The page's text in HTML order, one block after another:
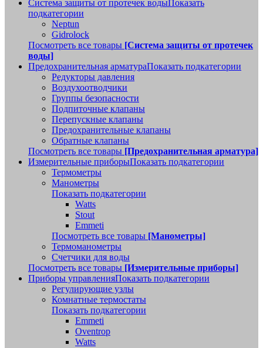
Система защиты от протечек водыПоказать
подкатегории
Neptun
Gidrolock
Посмотреть все товары [Система защиты от протечек
воды]
Предохранительная арматураПоказать подкатегории
Редукторы давления
Воздухоотводчики
Группы безопасности
Подпиточные клапаны
Перепускные клапаны
Предохранительные клапаны
Обратные клапаны
Посмотреть все товары [Предохранительная арматура]
Измерительные приборыПоказать подкатегории
Термометры
Манометры
Показать подкатегории
Watts
Stout
Emmeti
Посмотреть все товары [Манометры]
Термоманометры
Счетчики для воды
Посмотреть все товары [Измерительные приборы]
Приборы управленияПоказать подкатегории
Регулирующие узлы
Комнатные термостаты
Показать подкатегории
Emmeti
Oventrop
Watts